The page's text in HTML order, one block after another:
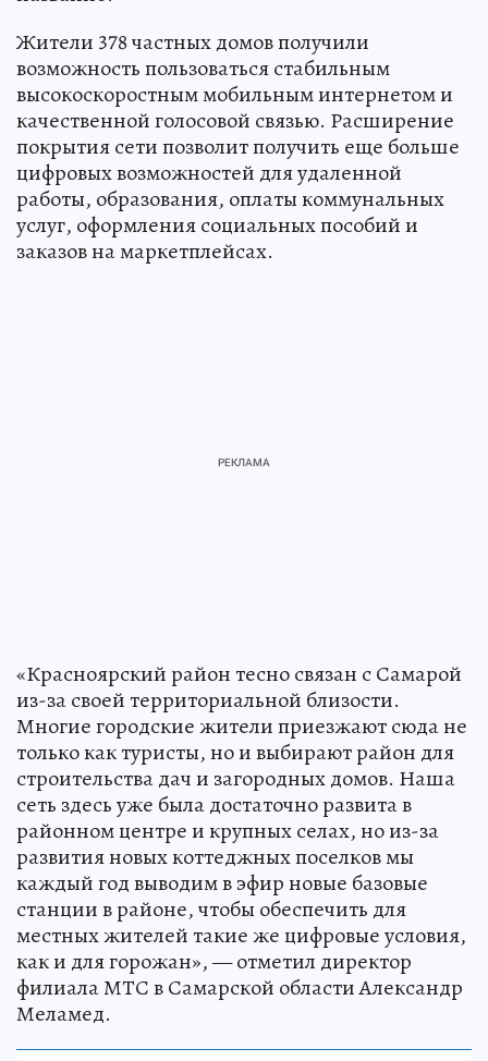
Жители 378 частных домов получили
возможность пользоваться стабильным
высокоскоростным мобильным интернетом и
качественной голосовой связью. Расширение
покрытия сети позволит получить еще больше
цифровых возможностей для удаленной
работы, образования, оплаты коммунальных
услуг, оформления социальных пособий и
заказов на маркетплейсах.
«Красноярский район тесно связан с Самарой
из-за своей территориальной близости.
Многие городские жители приезжают сюда не
только как туристы, но и выбирают район для
строительства дач и загородных домов. Наша
сеть здесь уже была достаточно развита в
районном центре и крупных селах, но из-за
развития новых коттеджных поселков мы
каждый год выводим в эфир новые базовые
станции в районе, чтобы обеспечить для
местных жителей такие же цифровые условия,
как и для горожан», — отметил директор
филиала МТС в Самарской области Александр
Меламед.